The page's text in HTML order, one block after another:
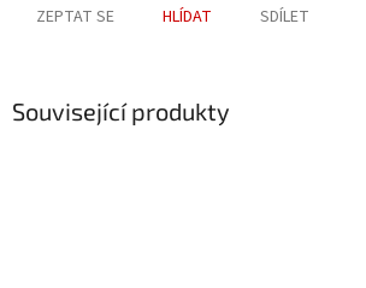
ZEPTAT SE HLÍDAT SDÍLET
Související produkty